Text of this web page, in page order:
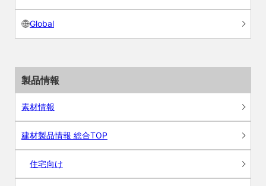
Global
製品情報
素材情報
建材製品情報 総合TOP
住宅向け